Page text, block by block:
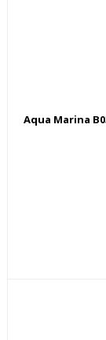
Aqua Marina